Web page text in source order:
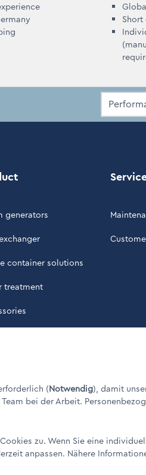
generators
container solutions
treatment
/ © 1960 - 2026
(Notwendig), damit
bei der Arbeit.
zu. Wenn Sie eine
anpassen. Nähere